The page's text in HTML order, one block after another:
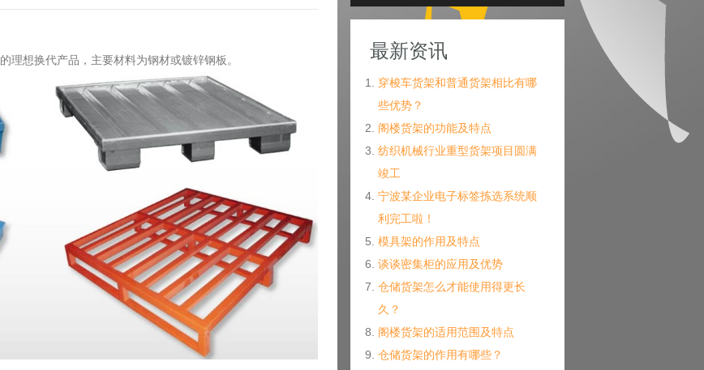
的理想换代产品，主要材料为钢材或镀锌钢板。 最新资讯
穿梭车货架和普通货架相比有哪
些优势？
阁楼货架的功能及特点
纺织机械行业重型货架项目圆满
竣工
宁波某企业电子标签拣选系统顺
利完工啦！
模具架的作用及特点
谈谈密集柜的应用及优势
仓储货架怎么才能使用得更长
久？
阁楼货架的适用范围及特点
仓储货架的作用有哪些？